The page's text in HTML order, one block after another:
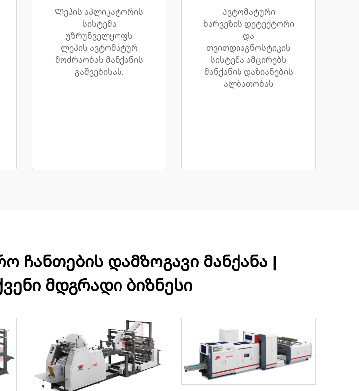
Ლეპის აპლიკატორის
სისტემა
უზრუნველყოფს
ლეპის ავტომატურ
მოძრაობას მანქანის
გაშვებისას.
Ავტომატური
ხარვეზის დეტექტორი
და
თვითდიაგნოსტიკის
სისტემა ამცირებს
მანქანის დაზიანების
ალბათობას
ჩანთების დამზოგავი მანქანა |
მდგრადი ბიზნესი